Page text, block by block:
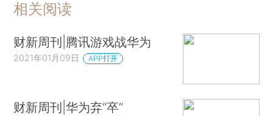
相关阅读
财新周刊|腾讯游戏战华为
2021年01月09日 APP打开
财新周刊|华为弃“卒”